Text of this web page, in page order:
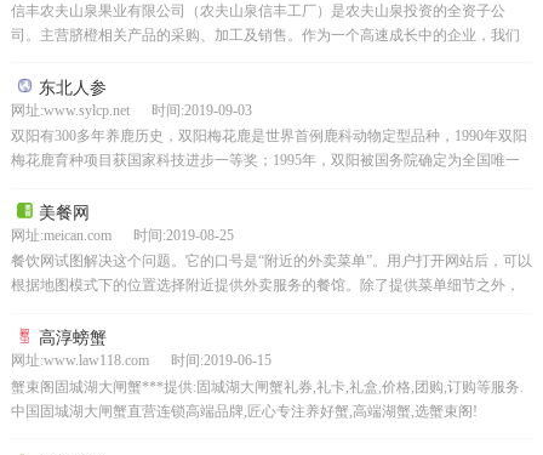
信丰农夫山泉果业有限公司（农夫山泉信丰工厂）是农夫山泉投资的全资子公
司。主营脐橙相关产品的采购、加工及销售。作为一个高速成长中的企业，我们
东北人参
网址:www.sylcp.net 时间:2019-09-03
双阳有300多年养鹿历史，双阳梅花鹿是世界首例鹿科动物定型品种，1990年双阳
梅花鹿育种项目获国家科技进步一等奖；1995年，双阳被国务院确定为全国唯一
美餐网
网址:meican.com 时间:2019-08-25
餐饮网试图解决这个问题。它的口号是“附近的外卖菜单”。用户打开网站后，可以
根据地图模式下的位置选择附近提供外卖服务的餐馆。除了提供菜单细节之外，
高淳螃蟹
网址:www.law118.com 时间:2019-06-15
蟹束阁固城湖大闸蟹***提供:固城湖大闸蟹礼券,礼卡,礼盒,价格,团购,订购等服务.
中国固城湖大闸蟹直营连锁高端品牌,匠心专注养好蟹,高端湖蟹,选蟹束阁!